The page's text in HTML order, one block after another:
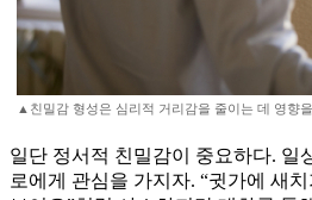
▲친밀감 형성은 심리적 거리감을 줄이는 데 영향
일단 정서적 친밀감이 중요하다. 일
로에게 관심을 가지자. “귓가에 새